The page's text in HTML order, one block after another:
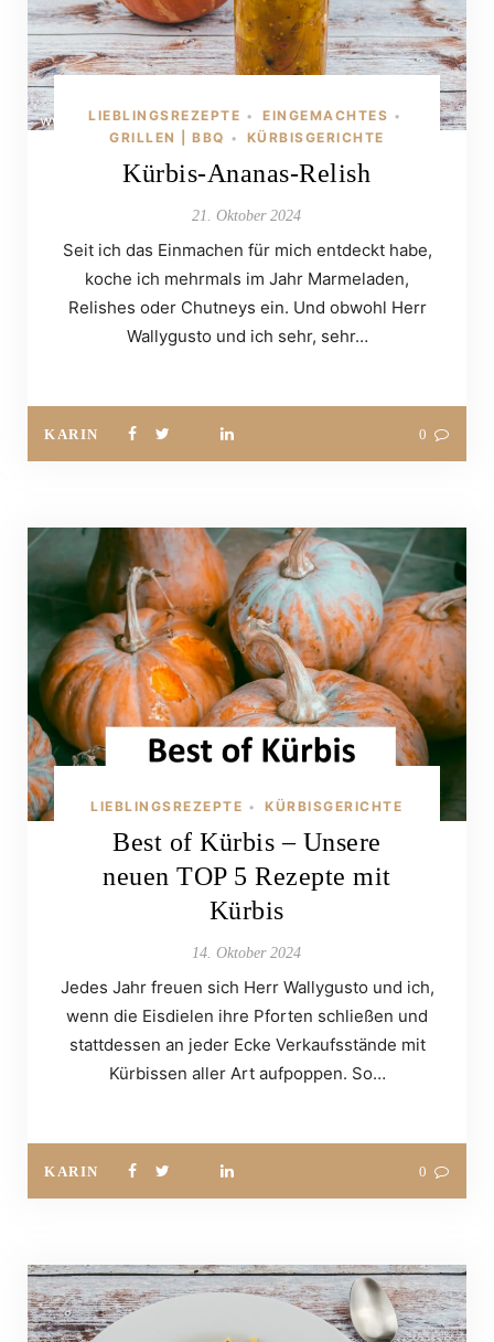
LIEBLINGSREZEPTE • EINGEMACHTES •
GRILLEN | BBQ • KÜRBISGERICHTE
Kürbis-Ananas-Relish
21. Oktober 2024
Seit ich das Einmachen für mich entdeckt habe,
koche ich mehrmals im Jahr Marmeladen,
Relishes oder Chutneys ein. Und obwohl Herr
Wallygusto und ich sehr, sehr…
KARIN 0
LIEBLINGSREZEPTE • KÜRBISGERICHTE
Best of Kürbis – Unsere
neuen TOP 5 Rezepte mit
Kürbis
14. Oktober 2024
Jedes Jahr freuen sich Herr Wallygusto und ich,
wenn die Eisdielen ihre Pforten schließen und
stattdessen an jeder Ecke Verkaufsstände mit
Kürbissen aller Art aufpoppen. So…
KARIN 0